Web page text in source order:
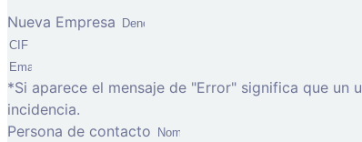
Nueva Empresa
*Si aparece el mensaje de "Error" significa que
incidencia.
Persona de contacto